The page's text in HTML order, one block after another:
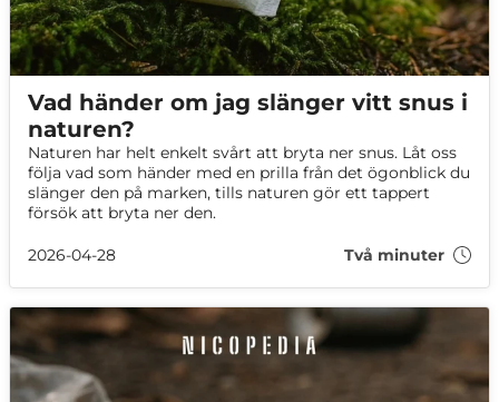
Vad händer om jag slänger vitt snus i
naturen?
Naturen har helt enkelt svårt att bryta ner snus. Låt oss
följa vad som händer med en prilla från det ögonblick du
slänger den på marken, tills naturen gör ett tappert
försök att bryta ner den.
2026-04-28 Två minuter